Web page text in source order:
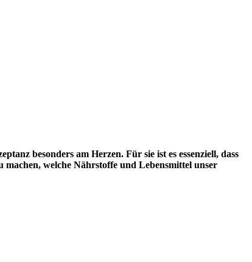
besonders am Herzen. Für sie ist es essenziell, dass
welche Nährstoffe und Lebensmittel unser